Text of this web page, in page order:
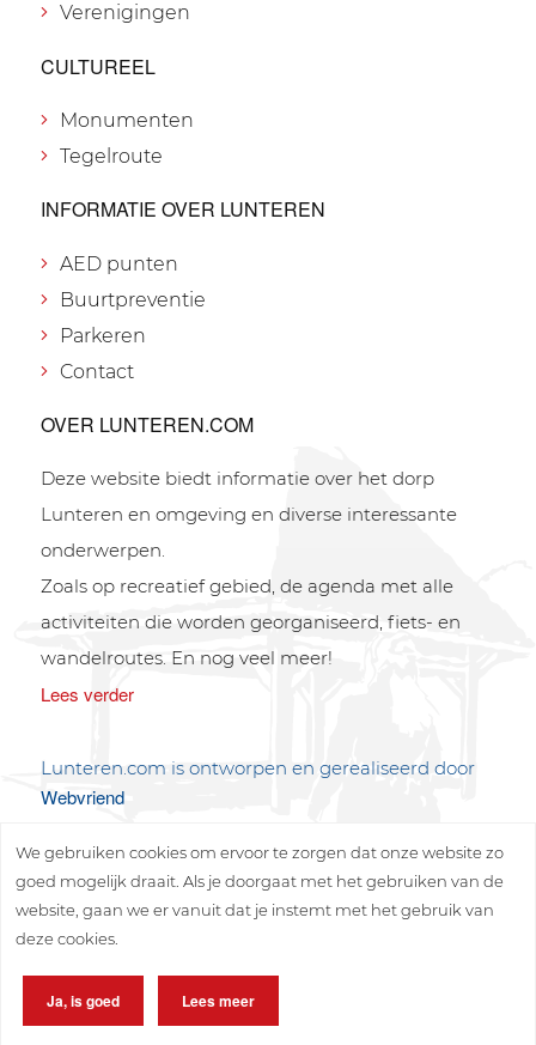
Verenigingen
CULTUREEL
Monumenten
Tegelroute
INFORMATIE OVER LUNTEREN
AED punten
Buurtpreventie
Parkeren
Contact
OVER LUNTEREN.COM
Deze website biedt informatie over het dorp
Lunteren en omgeving en diverse interessante
onderwerpen.
Zoals op recreatief gebied, de agenda met alle
activiteiten die worden georganiseerd, fiets- en
wandelroutes. En nog veel meer!
Lees verder
Lunteren.com is ontworpen en gerealiseerd door
Webvriend
We gebruiken cookies om ervoor te zorgen dat onze website zo
goed mogelijk draait. Als je doorgaat met het gebruiken van de
website, gaan we er vanuit dat je instemt met het gebruik van
deze cookies.
Ja, is goed Lees meer